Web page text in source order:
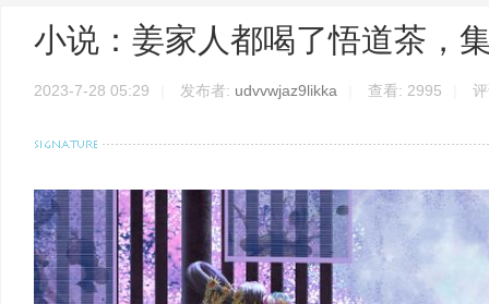
› › ›
小说：姜家人都喝了悟道茶，
2023-7-28 05:29 发布者: udvvwjaz9likka 查看: 2995